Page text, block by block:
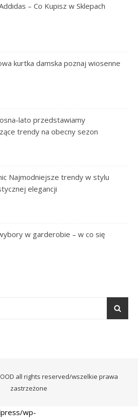
– Co Kupisz w Sklepach
kurtka damska poznaj wiosenne
lato przedstawiamy
trendy na obecny sezon
Najmodniejsze trendy w stylu
elegancji
w garderobie – w co się
all rights reserved/wszelkie prawa
zastrzeżone
wp-